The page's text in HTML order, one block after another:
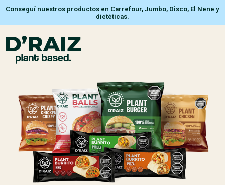
Conseguí nuestros productos en Carrefour, Jumbo, Disco, El Nene y
dietéticas.